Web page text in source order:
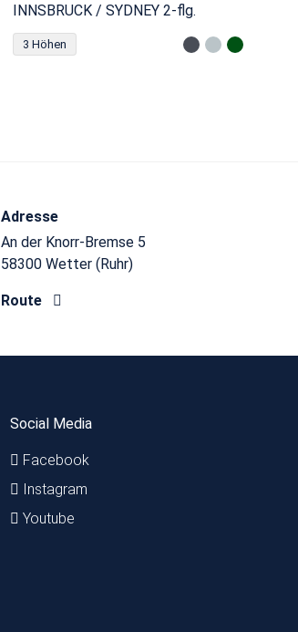
INNSBRUCK / SYDNEY 2-flg.
3 Höhen
Adresse
An der Knorr-Bremse 5
58300 Wetter (Ruhr)
Route
Social Media
Facebook
Instagram
Youtube